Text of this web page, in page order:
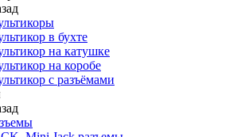
в бухте
на катушке
на коробе
с разъёмами